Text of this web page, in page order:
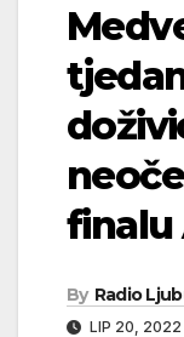
finalu
By Radio
LIP 20, 2022